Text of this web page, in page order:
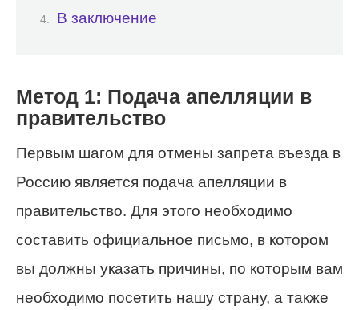
В заключение
Метод 1: Подача апелляции в
правительство
Первым шагом для отмены запрета въезда в
Россию является подача апелляции в
правительство. Для этого необходимо
составить официальное письмо, в котором
вы должны указать причины, по которым вам
необходимо посетить нашу страну, а также